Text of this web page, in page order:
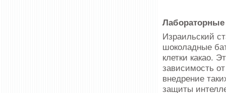
Лабораторные
Израильский
шоколадные
клетки какао.
зависимость
внедрение
защиты